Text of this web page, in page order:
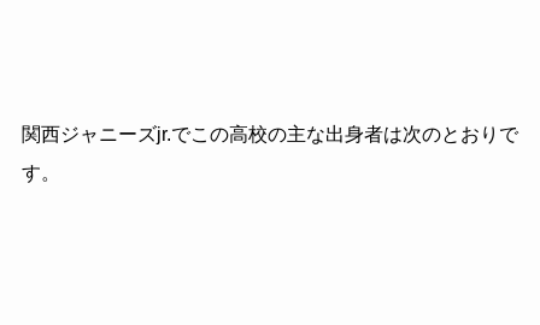
関西ジャニーズjr.でこの高校の主な出身者は次のとおりで
す。